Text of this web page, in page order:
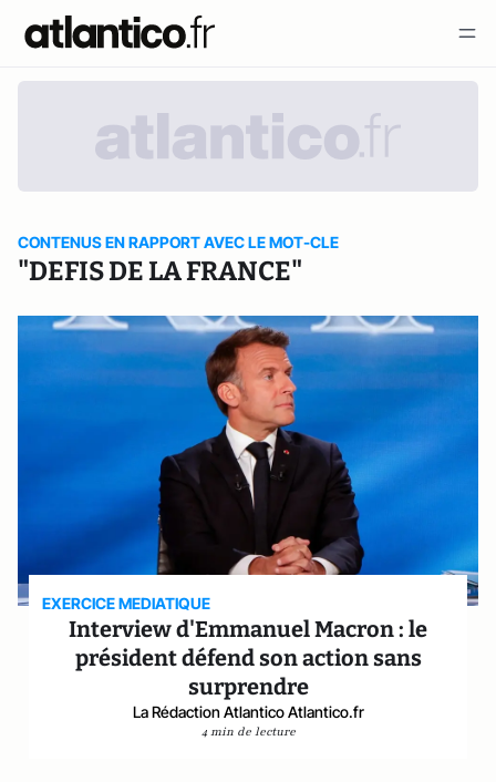
CONTENUS EN RAPPORT AVEC LE MOT-CLE
"DEFIS DE LA FRANCE"
EXERCICE MEDIATIQUE
Interview d'Emmanuel Macron : le
président défend son action sans
surprendre
La Rédaction Atlantico Atlantico.fr
4 min de lecture